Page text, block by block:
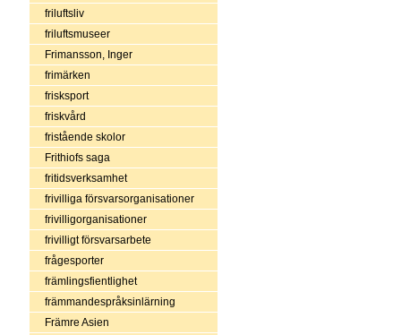
friluftsliv
friluftsmuseer
Frimansson, Inger
frimärken
frisksport
friskvård
fristående skolor
Frithiofs saga
fritidsverksamhet
frivilliga försvarsorganisationer
frivilligorganisationer
frivilligt försvarsarbete
frågesporter
främlingsfientlighet
främmandespråksinlärning
Främre Asien